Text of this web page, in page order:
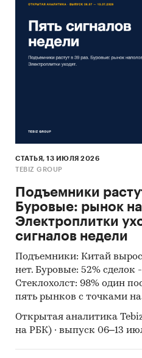
СТАТЬЯ, 13 ИЮЛЯ 2026
TEBIZ GROUP
Подъемники
Буровые: рынок
Электроплитки
сигналов недели
Подъемники: Китай вырос
нет. Буровые: 52%
Стеклохолст: 98% один
пять рынков с точками на
Открытая аналитика
на РБК) · выпуск 06–13